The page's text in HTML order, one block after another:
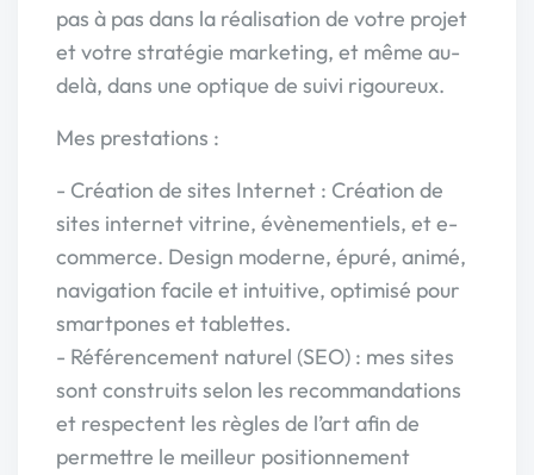
pas à pas dans la réalisation de votre projet
et votre stratégie marketing, et même au-
delà, dans une optique de suivi rigoureux.
Mes prestations :
- Création de sites Internet : Création de
sites internet vitrine, évènementiels, et e-
commerce. Design moderne, épuré, animé,
navigation facile et intuitive, optimisé pour
smartpones et tablettes.
- Référencement naturel (SEO) : mes sites
sont construits selon les recommandations
et respectent les règles de l’art afin de
permettre le meilleur positionnement